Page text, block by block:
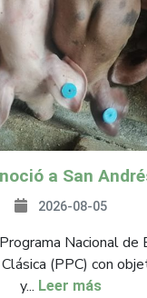
2026-08-05
Nacional de
(PPC) con
y... Leer más